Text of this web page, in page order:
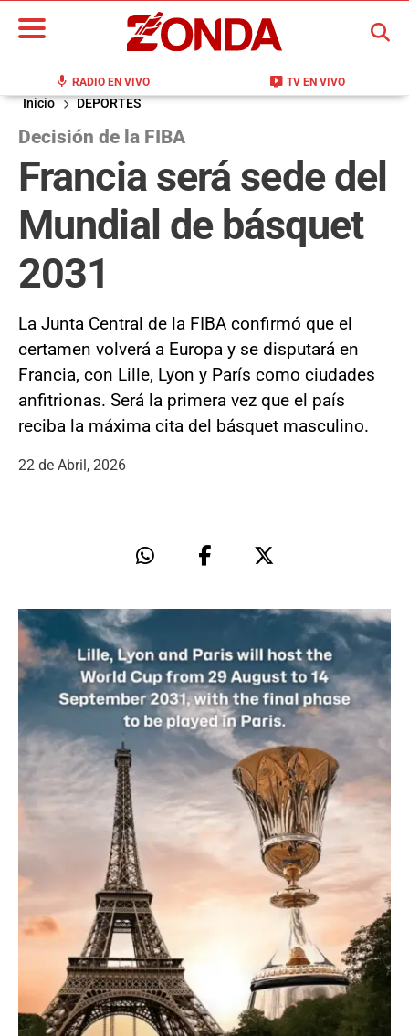
mic RADIO EN VIVO live_tv TV EN VIVO
BUSCAR
Inicio DEPORTES
Decisión de la FIBA
Francia será sede del
Mundial de básquet
2031
La Junta Central de la FIBA confirmó que el
certamen volverá a Europa y se disputará en
Francia, con Lille, Lyon y París como ciudades
anfitrionas. Será la primera vez que el país
reciba la máxima cita del básquet masculino.
22 de Abril, 2026